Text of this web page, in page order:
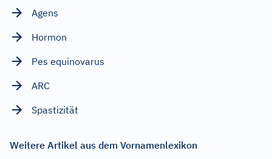
Agens
Hormon
Pes equinovarus
ARC
Spastizität
Weitere Artikel aus dem Vornamenlexikon